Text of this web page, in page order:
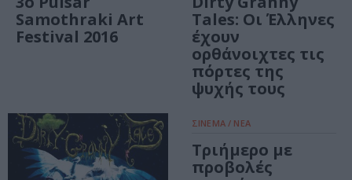
Samothraki Art
Festival 2016
Tales: Οι Έλληνες
έχουν
ορθάνοιχτες τις
πόρτες της
ψυχής τους
ΣΙΝΕΜΑ / ΝΕΑ
Τριήμερο με
προβολές